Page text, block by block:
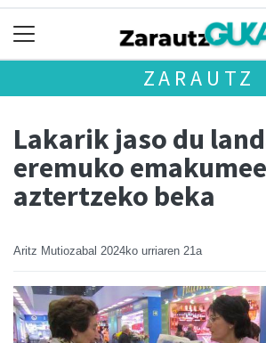
ZARAUTZ
Lakarik jaso du
eremuko
aztertzeko beka
Aritz Mutiozabal 2024ko urriaren 21a